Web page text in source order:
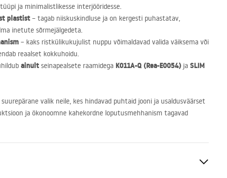
ja minimalistlikesse interjööridesse.
plastist – tagab niiskuskindluse ja on kergesti puhastatav,
inetute sõrmejälgedeta.
– kaks ristkülikukujulist nuppu võimaldavad valida väiksema või
reaalset kokkuhoidu.
ainult seinapealsete raamidega K011A-Q (Rea-E0054) ja SLIM
valik neile, kes hindavad puhtaid jooni ja usaldusväärset
ja ökonoomne kahekordne loputusmehhanism tagavad